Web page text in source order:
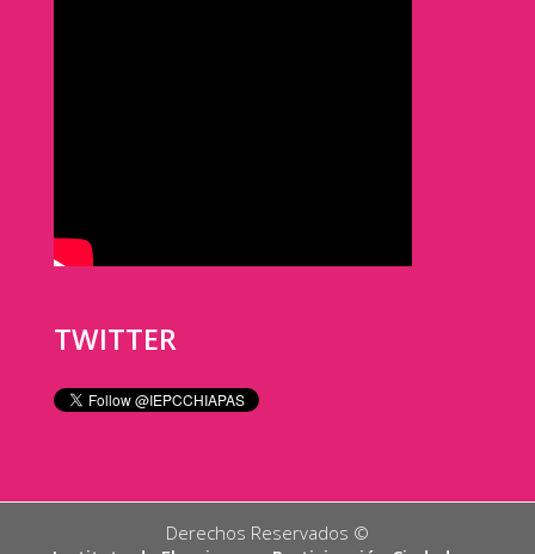
TWITTER
Derechos Reservados ©️